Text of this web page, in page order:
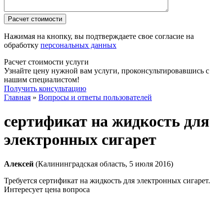
Нажимая на кнопку, вы подтверждаете свое согласие на
обработку персональных данных
Расчет стоимости услуги
Узнайте цену нужной вам услуги, проконсультировавшись с
нашим специалистом!
Получить консультацию
Главная » Вопросы и ответы пользователей
сертификат на жидкость для
электронных сигарет
Алексей (Калининградская область, 5 июля 2016)
Требуется сертификат на жидкость для электронных сигарет.
Интересует цена вопроса